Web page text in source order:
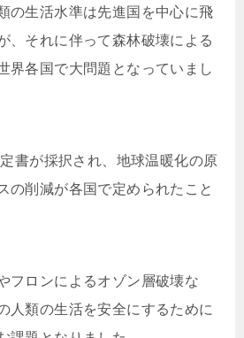
の生活水準は先進国を中心に飛
、それに伴って森林破壊による
界各国で大問題となっていまし
書が採択され、地球温暖化の原
の削減が各国で定められたこと
フロンによるオゾン層破壊な
人類の生活を安全にするために